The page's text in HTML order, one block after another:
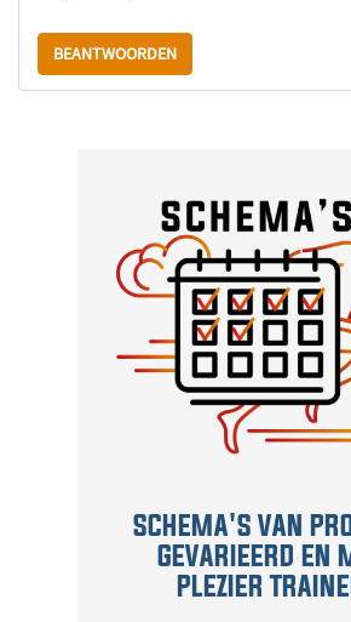
BEANTWOORDEN
SCHEMA'S VAN
GEVARIEERD EN
PLEZIER